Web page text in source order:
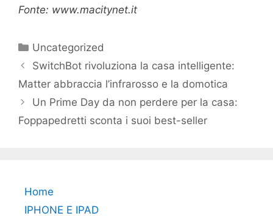
Fonte: www.macitynet.it
Categorie
Uncategorized
SwitchBot rivoluziona la casa intelligente:
Matter abbraccia l’infrarosso e la domotica
Un Prime Day da non perdere per la casa:
Foppapedretti sconta i suoi best-seller
Home
IPHONE E IPAD